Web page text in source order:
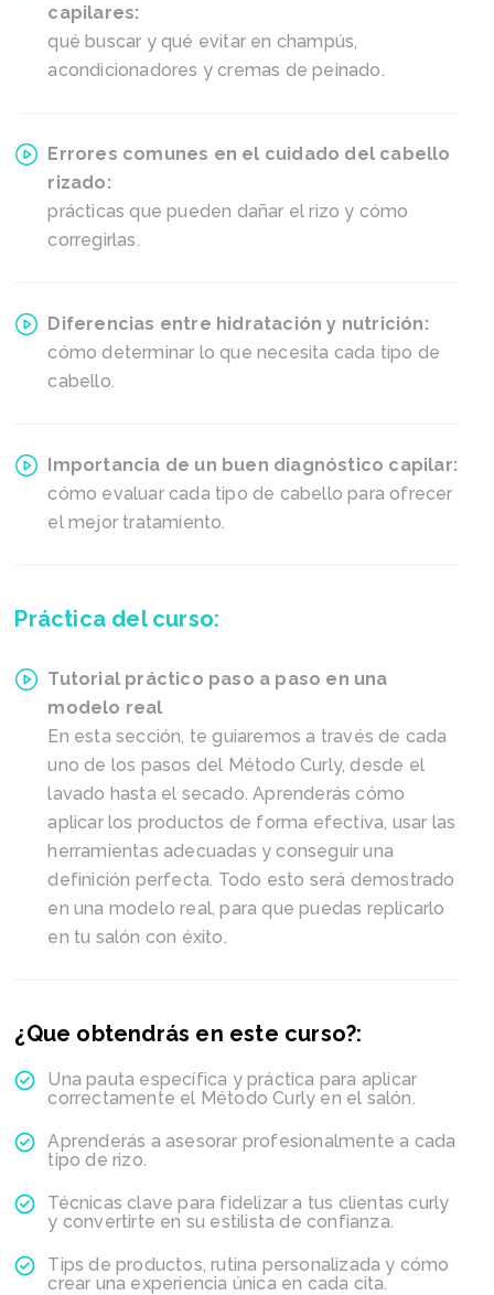
capilares:
qué buscar y qué evitar en champús,
acondicionadores y cremas de peinado.
Errores comunes en el cuidado del cabello
rizado:
prácticas que pueden dañar el rizo y cómo
corregirlas.
Diferencias entre hidratación y nutrición:
cómo determinar lo que necesita cada tipo de
cabello.
Importancia de un buen diagnóstico capilar:
cómo evaluar cada tipo de cabello para ofrecer
el mejor tratamiento.
Práctica del curso:
Tutorial práctico paso a paso en una
modelo real
En esta sección, te guiaremos a través de cada
uno de los pasos del Método Curly, desde el
lavado hasta el secado. Aprenderás cómo
aplicar los productos de forma efectiva, usar las
herramientas adecuadas y conseguir una
definición perfecta. Todo esto será demostrado
en una modelo real, para que puedas replicarlo
en tu salón con éxito.
¿Que obtendrás en este curso?:
Una pauta específica y práctica para aplicar
correctamente el Método Curly en el salón.
Aprenderás a asesorar profesionalmente a cada
tipo de rizo.
Técnicas clave para fidelizar a tus clientas curly
y convertirte en su estilista de confianza.
Tips de productos, rutina personalizada y cómo
crear una experiencia única en cada cita.